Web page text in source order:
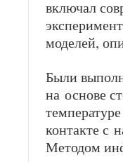
включал
моделей,
Были в
на основе
контакте с
Методом